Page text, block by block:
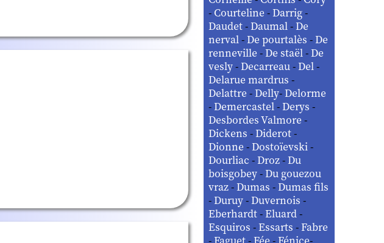
- Courteline-Darrig-
Daudet-Daumal-De
nerval-De pourtalès-De
renneville-De staël-De
vesly-Decarreau-Del-
Delarue mardrus-
Delattre-Delly-Delorme
-Demercastel-Derys-
Desbordes Valmore-
Dickens-Diderot-
Dionne-Dostoïevski-
Dourliac-Droz-Du
boisgobey-Du gouezou
vraz-Dumas-Dumas fils
-Duruy-Duvernois-
Eberhardt-Eluard-
Esquiros-Essarts-Fabre